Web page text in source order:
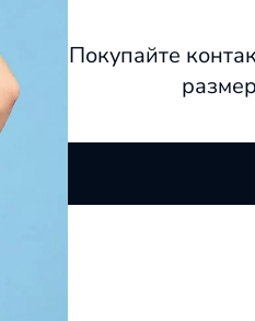
чтобы картинка
тонировка помогает
очки, поскольку
Покупайте